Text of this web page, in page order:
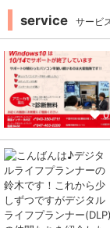
service サービ
0